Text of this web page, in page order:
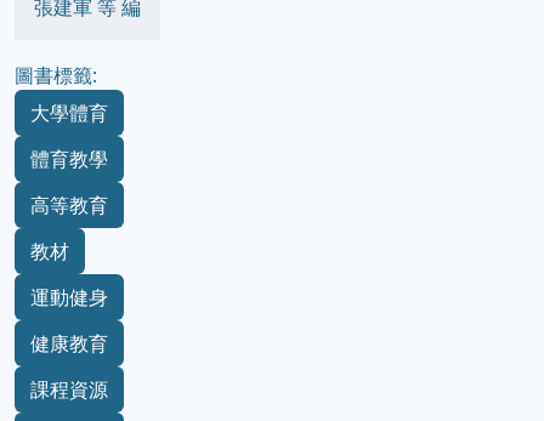
張建軍 等 編
圖書標籤:
大學體育
體育教學
高等教育
教材
運動健身
健康教育
課程資源